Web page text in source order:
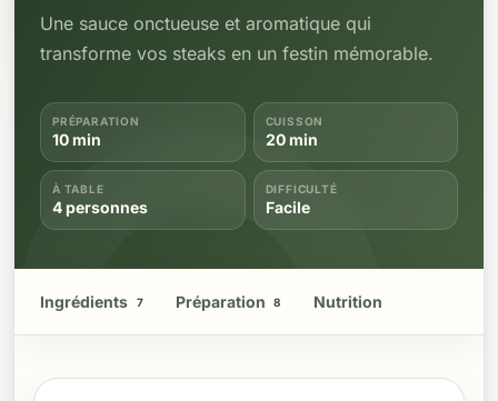
Une sauce onctueuse et aromatique qui
transforme vos steaks en un festin mémorable.
PRÉPARATION
10 min
CUISSON
20 min
À TABLE
4 personnes
DIFFICULTÉ
Facile
Ingrédients 7 Préparation 8 Nutrition